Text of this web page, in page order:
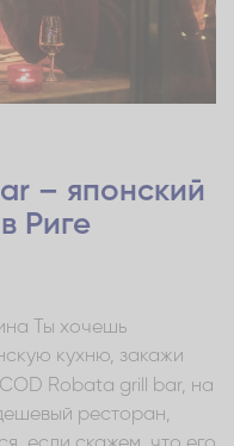
– японский
Риге
Ты хочешь
кухню, закажи
Robata grill bar, на
ресторан,